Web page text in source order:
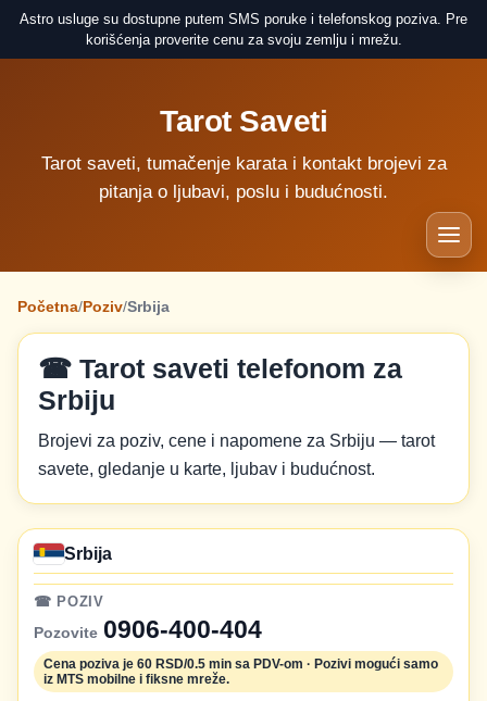
Astro usluge su dostupne putem SMS poruke i telefonskog poziva. Pre
korišćenja proverite cenu za svoju zemlju i mrežu.
Tarot Saveti
Tarot saveti, tumačenje karata i kontakt brojevi za
pitanja o ljubavi, poslu i budućnosti.
Početna/Poziv/Srbija
☎ Tarot saveti telefonom za
Srbiju
Brojevi za poziv, cene i napomene za Srbiju — tarot
savete, gledanje u karte, ljubav i budućnost.
Srbija
☎ POZIV
Pozovite 0906-400-404
Cena poziva je 60 RSD/0.5 min sa PDV-om · Pozivi mogući samo
iz MTS mobilne i fiksne mreže.